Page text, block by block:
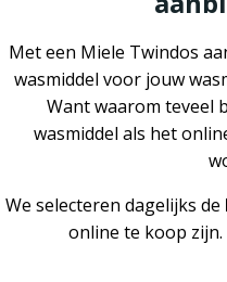
Met een Miele Twindos
wasmiddel voor jouw
Want waarom teveel
wasmiddel als het
We selecteren dagelijks de
online te koop zijn.